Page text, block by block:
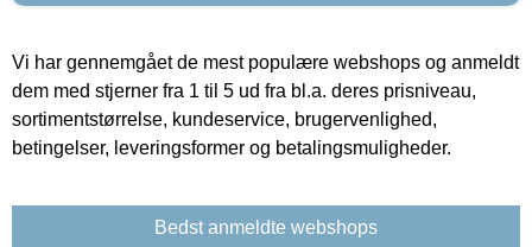
Vi har gennemgået de mest populære webshops og anmeldt
dem med stjerner fra 1 til 5 ud fra bl.a. deres prisniveau,
sortimentstørrelse, kundeservice, brugervenlighed,
betingelser, leveringsformer og betalingsmuligheder.
Bedst anmeldte webshops